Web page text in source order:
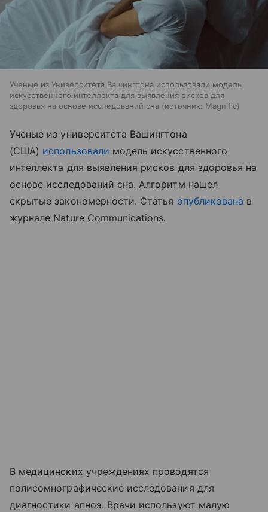
Ученые из Университета Вашингтона использовали модель
искусственного интеллекта для выявления рисков для
здоровья на основе исследований сна
источник: Magnific
Ученые из университета Вашингтона
(США) использовали модель искусственного
интеллекта для выявления рисков для здоровья на
основе исследований сна. Алгоритм нашел
скрытые закономерности. Статья опубликована в
журнале Nature Communications.
В медицинских учреждениях проводятся
полисомнографические исследования для
диагностики апноэ. Врачи используют малую